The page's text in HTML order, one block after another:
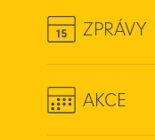
ZPRÁVY
AKCE